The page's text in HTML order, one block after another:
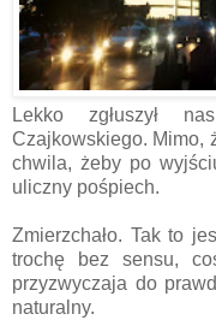
Lekko zgłuszył
Czajkowskiego. Mimo,
chwila, żeby po
uliczny pośpiech.
Zmierzchało. Tak to
trochę bez sensu,
przyzwyczaja do
naturalny.